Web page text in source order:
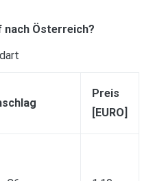
nach Österreich?
Preis
[EURO]